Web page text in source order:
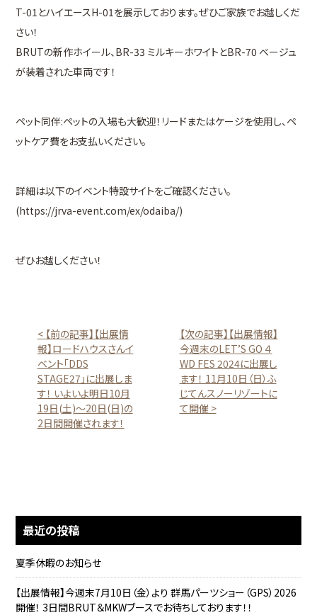
T-01とハイエースH-01を展示しております。ぜひご家族でお越しくだ
さい！
BRUTの新作ホイール、BR-33 ミルキーホワイトとBR-70 ベージュ
が装着された車両です！
ペット同伴:ペットの入場も大歓迎！リードまたはケージを使用し、ペ
ットケア費をお支払いください。
詳細は以下のイベント特設サイトをご確認ください。
(https://jrva-event.com/ex/odaiba/)
ぜひお越しください！
< 【前の記事】【出展情
報】ロードハウスさんイ
ベント「DDS
STAGE27」に出展しま
す！ いよいよ明日10月
19日(土)～20日(日)の
2日間開催されます！
【次の記事】【出展情報】
今週末のLET’S GO ４
WD FES 2024に出展し
ます！ 11月10日（日）ふ
じてんスノーリゾートに
て開催 >
最近の投稿
夏季休暇のお知らせ
【出展情報】今週末7月10日（金）より 群馬パーツショー（GPS）2026
開催！ 3日間BRUT＆MKWブースでお待ちしております！！